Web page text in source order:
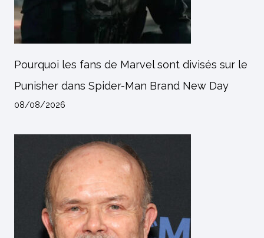
Pourquoi les fans de Marvel sont divisés sur le
Punisher dans Spider-Man Brand New Day
08/08/2026